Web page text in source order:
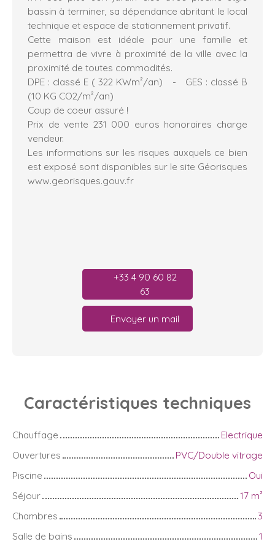
bassin à terminer, sa dépendance abritant le local
technique et espace de stationnement privatif.
Cette maison est idéale pour une famille et
permettra de vivre à proximité de la ville avec la
proximité de toutes commodités.
DPE : classé E ( 322 KWm²/an) - GES : classé B
(10 KG CO2/m²/an)
Coup de coeur assuré !
Prix de vente 231 000 euros honoraires charge
vendeur.
Les informations sur les risques auxquels ce bien
est exposé sont disponibles sur le site Géorisques
www.georisques.gouv.fr
+33 4 90 60 82
63
Envoyer un mail
Caractéristiques techniques
Chauffage
Electrique
Ouvertures
PVC/Double vitrage
Piscine
Oui
Séjour
17 m²
Chambres
3
Salle de bains
1